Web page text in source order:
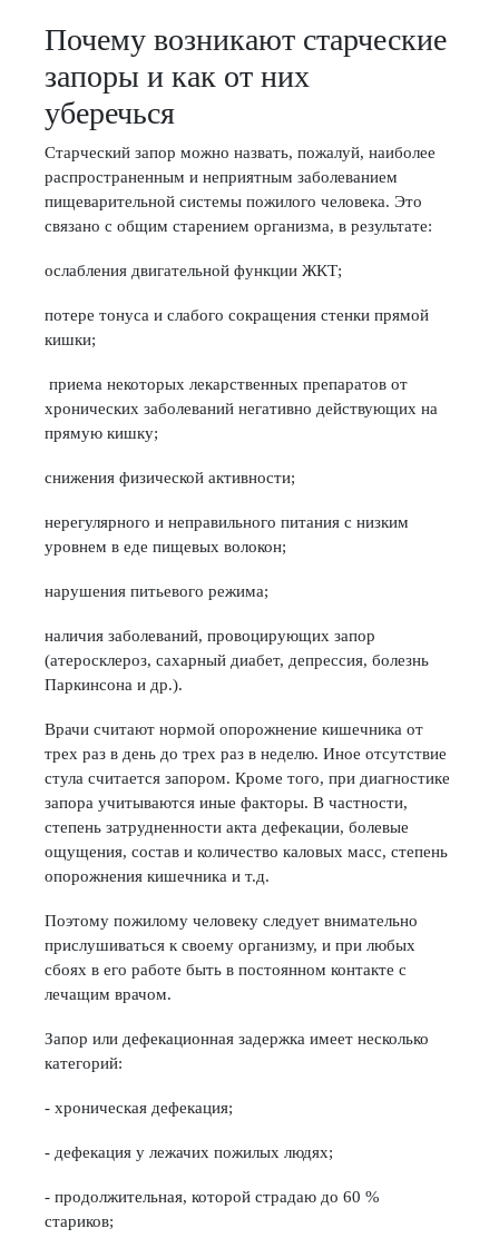
Почему возникают старческие
запоры и как от них
уберечься
Старческий запор можно назвать, пожалуй, наиболее
распространенным и неприятным заболеванием
пищеварительной системы пожилого человека. Это
связано с общим старением организма, в результате:
ослабления двигательной функции ЖКТ;
потере тонуса и слабого сокращения стенки прямой
кишки;
приема некоторых лекарственных препаратов от
хронических заболеваний негативно действующих на
прямую кишку;
снижения физической активности;
нерегулярного и неправильного питания с низким
уровнем в еде пищевых волокон;
нарушения питьевого режима;
наличия заболеваний, провоцирующих запор
(атеросклероз, сахарный диабет, депрессия, болезнь
Паркинсона и др.).
Врачи считают нормой опорожнение кишечника от
трех раз в день до трех раз в неделю. Иное отсутствие
стула считается запором. Кроме того, при диагностике
запора учитываются иные факторы. В частности,
степень затрудненности акта дефекации, болевые
ощущения, состав и количество каловых масс, степень
опорожнения кишечника и т.д.
Поэтому пожилому человеку следует внимательно
прислушиваться к своему организму, и при любых
сбоях в его работе быть в постоянном контакте с
лечащим врачом.
Запор или дефекационная задержка имеет несколько
категорий:
- хроническая дефекация;
- дефекация у лежачих пожилых людях;
- продолжительная, которой страдаю до 60 %
стариков;